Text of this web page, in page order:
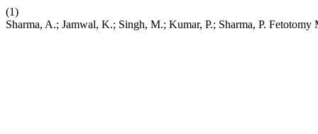
(1)
Sharma, A.; Jamwal, K.; Singh, M.; Kumar, P.; Sharma, P.